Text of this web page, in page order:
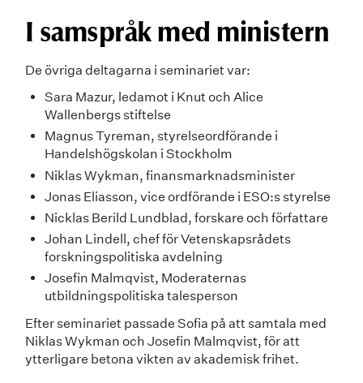
I samspråk med ministern
De övriga deltagarna i seminariet var:
Sara Mazur, ledamot i Knut och Alice
Wallenbergs stiftelse
Magnus Tyreman, styrelseordförande i
Handelshögskolan i Stockholm
Niklas Wykman, finansmarknadsminister
Jonas Eliasson, vice ordförande i ESO:s styrelse
Nicklas Berild Lundblad, forskare och författare
Johan Lindell, chef för Vetenskapsrådets
forskningspolitiska avdelning
Josefin Malmqvist, Moderaternas
utbildningspolitiska talesperson
Efter seminariet passade Sofia på att samtala med
Niklas Wykman och Josefin Malmqvist, för att
ytterligare betona vikten av akademisk frihet.